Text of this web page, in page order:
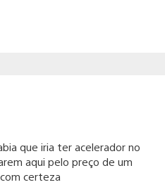
que iria ter acelerador no
aqui pelo preço de um
certeza